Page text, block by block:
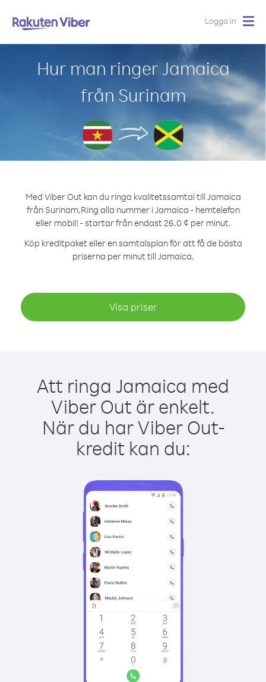
Logga in
Hur man ringer Jamaica
från Surinam
Med Viber Out kan du ringa kvalitetssamtal till Jamaica
från Surinam.Ring alla nummer i Jamaica - hemtelefon
eller mobil! - startar från endast 26.0 ¢ per minut.
Köp kreditpaket eller en samtalsplan för att få de bästa
priserna per minut till Jamaica.
Visa priser
Att ringa Jamaica med
Viber Out är enkelt.
När du har Viber Out-
kredit kan du: